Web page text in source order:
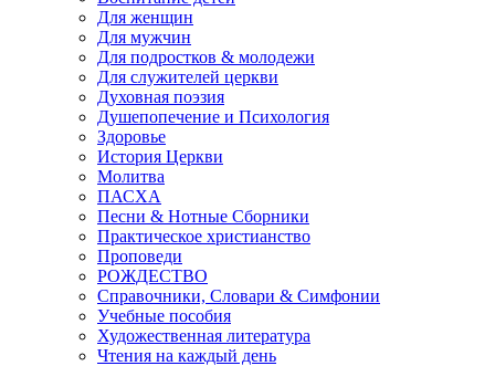
Для женщин
Для мужчин
Для подростков & молодежи
Для служителей церкви
Духовная поэзия
Душепопечение и Психология
Здоровье
История Церкви
Молитва
ПАСХА
Песни & Нотные Сборники
Практическое христианство
Проповеди
РОЖДЕСТВО
Справочники, Словари & Симфонии
Учебные пособия
Художественная литература
Чтения на каждый день